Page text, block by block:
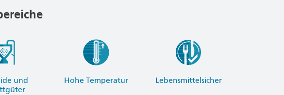
und
Hohe Temperatur Lebensmittelsicher